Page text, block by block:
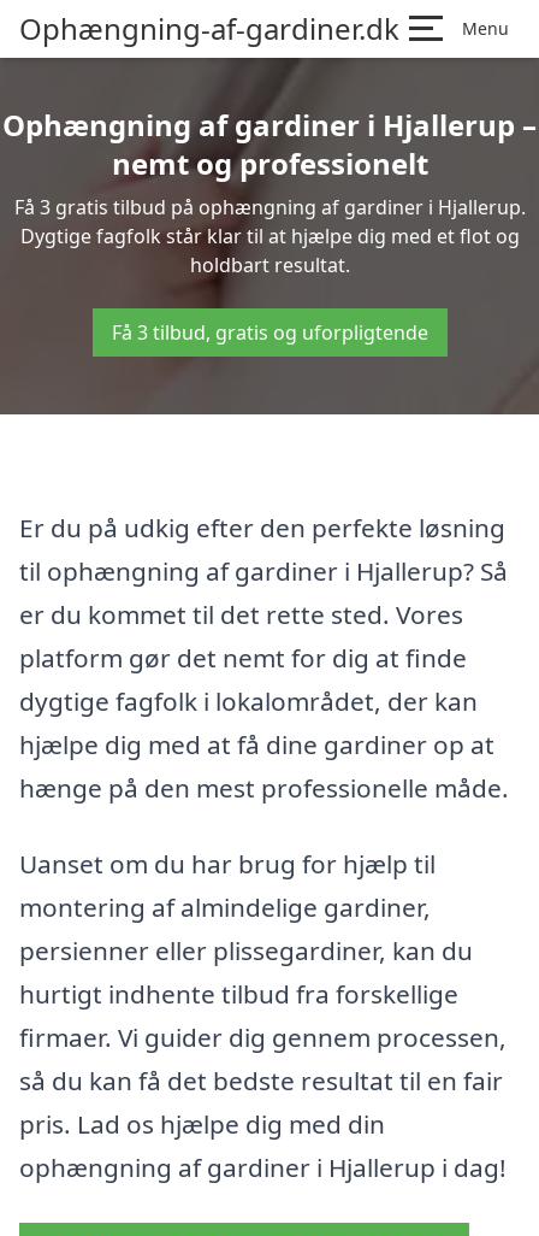
Ophængning-af-gardiner.dk Menu
Ophængning af gardiner i Hjallerup –
nemt og professionelt
Få 3 gratis tilbud på ophængning af gardiner i Hjallerup.
Dygtige fagfolk står klar til at hjælpe dig med et flot og
holdbart resultat.
Få 3 tilbud, gratis og uforpligtende
Er du på udkig efter den perfekte løsning
til ophængning af gardiner i Hjallerup? Så
er du kommet til det rette sted. Vores
platform gør det nemt for dig at finde
dygtige fagfolk i lokalområdet, der kan
hjælpe dig med at få dine gardiner op at
hænge på den mest professionelle måde.
Uanset om du har brug for hjælp til
montering af almindelige gardiner,
persienner eller plissegardiner, kan du
hurtigt indhente tilbud fra forskellige
firmaer. Vi guider dig gennem processen,
så du kan få det bedste resultat til en fair
pris. Lad os hjælpe dig med din
ophængning af gardiner i Hjallerup i dag!